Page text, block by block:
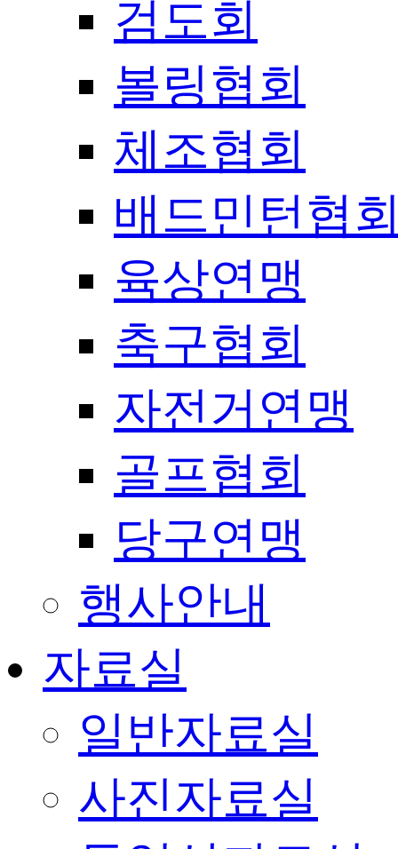
검도회
볼링협회
체조협회
배드민턴협
육상연맹
축구협회
자전거연맹
골프협회
당구연맹
행사안내
자료실
일반자료실
사진자료실